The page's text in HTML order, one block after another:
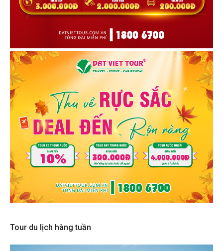
Tour du lịch hàng tuần